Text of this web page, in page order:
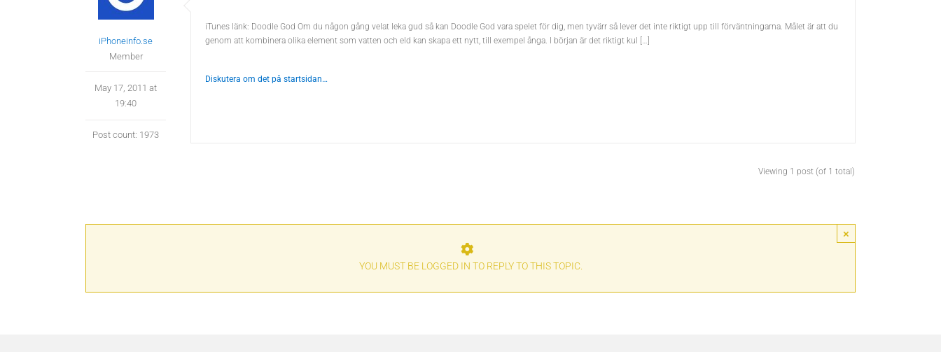
iPhoneinfo.se
Member
May 17, 2011 at
19:40
Post count: 1973
iTunes länk: Doodle God Om du någon gång velat leka gud så kan Doodle God vara spelet för dig, men tyvärr så lever det inte riktigt upp till förväntningarna. Målet är att du
genom att kombinera olika element som vatten och eld kan skapa ett nytt, till exempel ånga. I början är det riktigt kul […]
Diskutera om det på startsidan…
Viewing 1 post (of 1 total)
×
YOU MUST BE LOGGED IN TO REPLY TO THIS TOPIC.